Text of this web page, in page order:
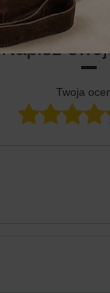
Napisz
Twoja